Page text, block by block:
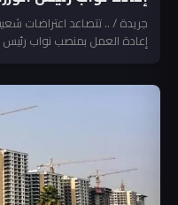
جريدة / .. تتصاعد اعتراضات
إعادة العمل بمنصب نواب رئيس